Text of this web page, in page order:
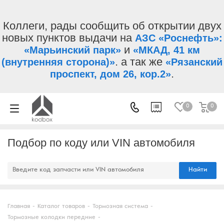
Коллеги, рады сообщить об открытии двух
новых пунктов выдачи на АЗС «Роснефть»:
«Марьинский парк» и «МКАД, 41 км
(внутренняя сторона)». а так же «Рязанский
проспект, дом 26, кор.2».
0 0
Подбор по коду или VIN автомобиля
Найти
Главная - Каталог товаров - Тормозная система -
Тормозные колодки передние -